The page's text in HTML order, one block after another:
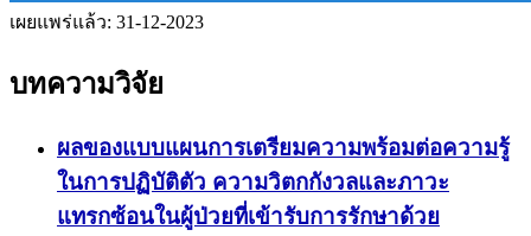
เผยแพร่แล้ว: 31-12-2023
บทความวิจัย
ผลของแบบแผนการเตรียมความพร้อมต่อความรู้
ในการปฏิบัติตัว ความวิตกกังวลและภาวะ
แทรกซ้อนในผู้ป่วยที่เข้ารับการรักษาด้วย